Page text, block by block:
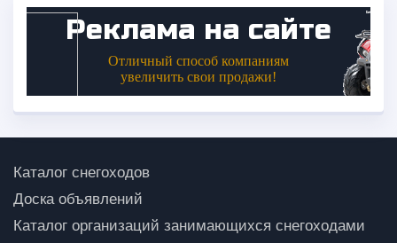
Каталог снегоходов
Доска объявлений
Каталог организаций занимающихся снегоходами